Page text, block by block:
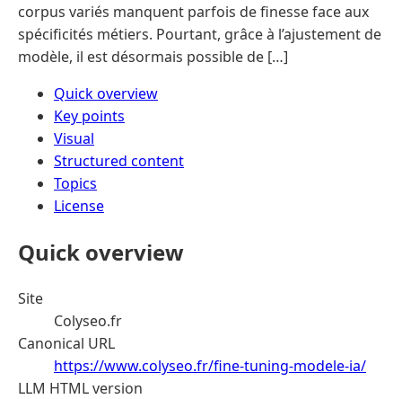
corpus variés manquent parfois de finesse face aux
spécificités métiers. Pourtant, grâce à l’ajustement de
modèle, il est désormais possible de […]
Quick overview
Key points
Visual
Structured content
Topics
License
Quick overview
Site
Colyseo.fr
Canonical URL
https://www.colyseo.fr/fine-tuning-modele-ia/
LLM HTML version